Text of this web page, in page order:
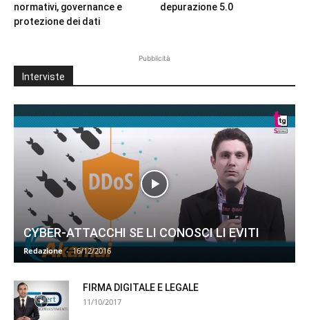
normativi, governance e
protezione dei dati
depurazione 5.0
Pubblicità
Interviste
CYBER-ATTACCHI SE LI CONOSCI LI EVITI
Redazione - 16/12/2016
FIRMA DIGITALE E LEGALE
11/10/2017